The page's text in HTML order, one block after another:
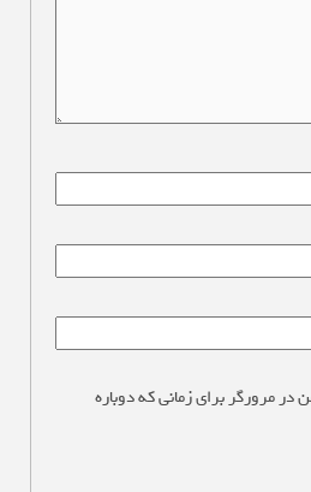
در مرورگر برای زمانی که دوباره